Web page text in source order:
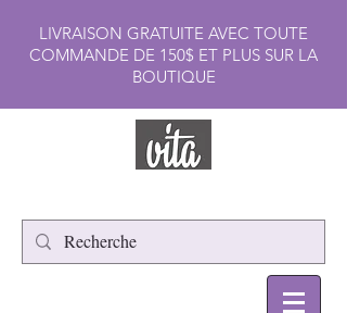
LIVRAISON GRATUITE AVEC TOUTE
COMMANDE DE 150$ ET PLUS SUR LA
BOUTIQUE